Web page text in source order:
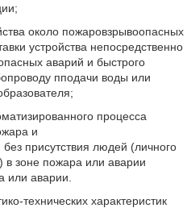
около пожаровзрывоопасных
устройства непосредственно
аварий и быстрого
пподачи воды или
процесса
и
присутствия людей (личного
в зоне пожара или аварии
или аварии.
технических характеристик